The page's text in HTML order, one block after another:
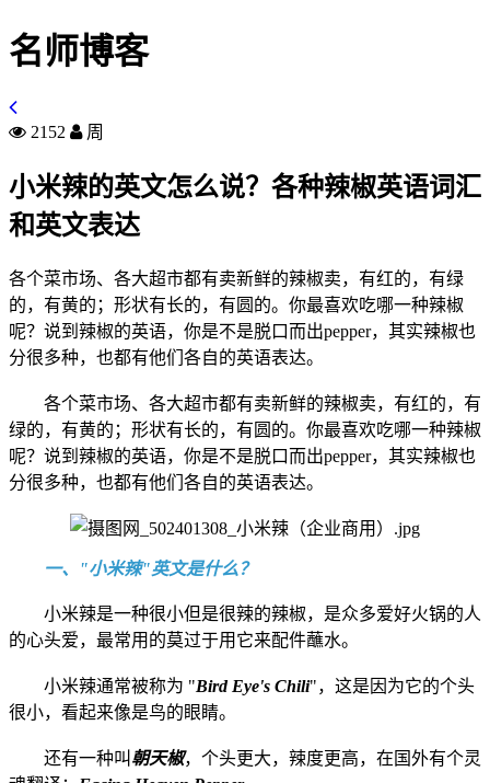
名师博客
2152 周
小米辣的英文怎么说？各种辣椒英语词汇
和英文表达
各个菜市场、各大超市都有卖新鲜的辣椒卖，有红的，有绿
的，有黄的；形状有长的，有圆的。你最喜欢吃哪一种辣椒
呢？说到辣椒的英语，你是不是脱口而出pepper，其实辣椒也
分很多种，也都有他们各自的英语表达。
各个菜市场、各大超市都有卖新鲜的辣椒卖，有红的，有
绿的，有黄的；形状有长的，有圆的。你最喜欢吃哪一种辣椒
呢？说到辣椒的英语，你是不是脱口而出pepper，其实辣椒也
分很多种，也都有他们各自的英语表达。
一、"小米辣"英文是什么？
小米辣是一种很小但是很辣的辣椒，是众多爱好火锅的人
的心头爱，最常用的莫过于用它来配件蘸水。
小米辣通常被称为 "Bird Eye's Chili"，这是因为它的个头
很小，看起来像是鸟的眼睛。
还有一种叫 朝天椒，个头更大，辣度更高，在国外有个灵